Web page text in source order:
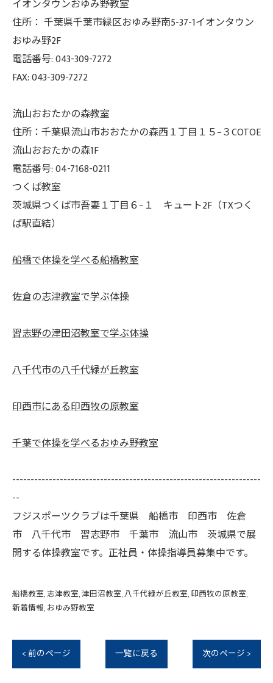
イオンタウンおゆみ野教室
住所： 千葉県千葉市緑区おゆみ野南5-37-1イオンタウン
おゆみ野2F
電話番号: 043-309-7272
FAX: 043-309-7272
流山おおたかの森教室
住所：千葉県流山市おおたかの森西１丁目１５−３COTOE
流山おおたかの森1F
電話番号: 04-7168-0211
つくば教室
茨城県つくば市吾妻１丁目６−１ キュート2F（TXつく
ば駅直結）
船橋で体操を学べる船橋教室
佐倉の志津教室で学ぶ体操
習志野の津田沼教室で学ぶ体操
八千代市の八千代緑が丘教室
印西市にある印西牧の原教室
千葉で体操を学べるおゆみ野教室
--------------------------------------------------------------------
--
フジスポーツクラブは千葉県 船橋市 印西市 佐倉
市 八千代市 習志野市 千葉市 流山市 茨城県で展
開する体操教室です。正社員・体操指導員募集中です。
船橋教室 志津教室 津田沼教室 八千代緑が丘教室 印西牧の原教室
新着情報 おゆみ野教室
< 前のページ 一覧に戻る 次のページ >